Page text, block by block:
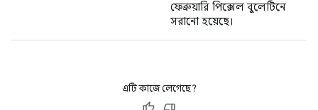
ফেব্রুয়ারি পিক্সেল বুলেটিনে
সরানো হয়েছে।
এটি কাজে লেগেছে?